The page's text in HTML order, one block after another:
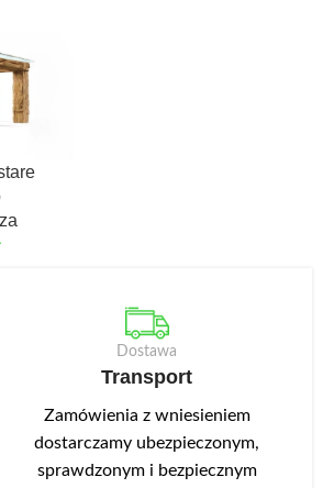
Dostawa
Transport
Zamówienia z wniesieniem
dostarczamy ubezpieczonym,
sprawdzonym i bezpiecznym